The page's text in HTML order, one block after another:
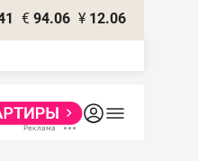
€ 94.06 ¥ 12.06